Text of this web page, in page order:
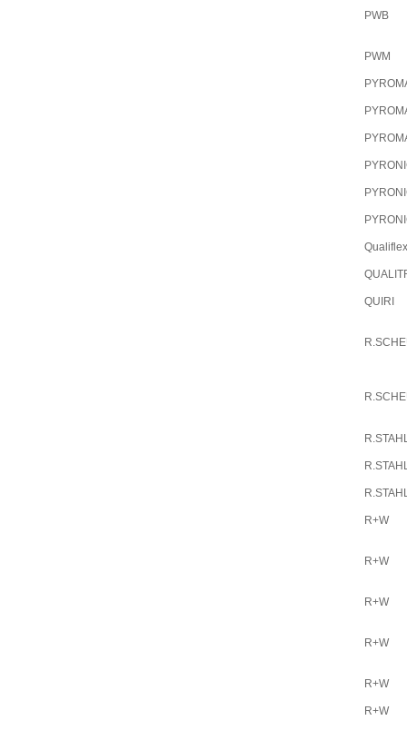
PWB
PWM
Qualiflex
QUIRI
R+W
R+W
R+W
R+W
R+W
R+W